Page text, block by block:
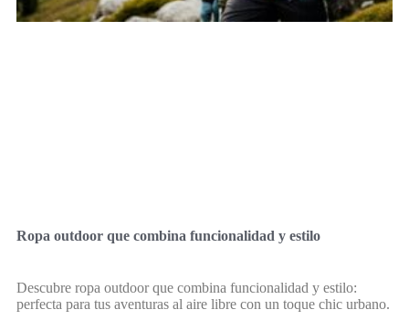
Ropa outdoor que combina funcionalidad y estilo
Descubre ropa outdoor que combina funcionalidad y estilo:
perfecta para tus aventuras al aire libre con un toque chic urbano.